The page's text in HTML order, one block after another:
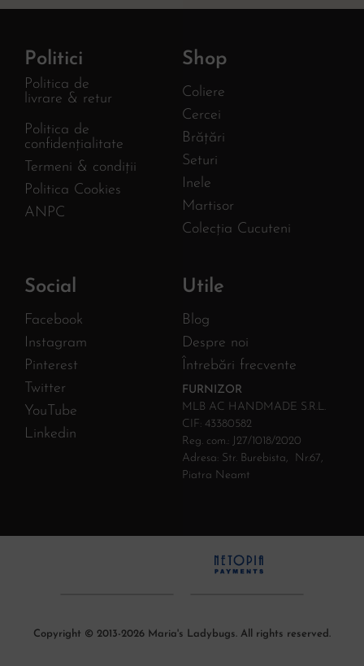
Politici
Politica de
livrare & retur
Politica de
confidențialitate
Termeni & condiții
Politica Cookies
ANPC
Shop
Coliere
Cercei
Brățări
Seturi
Inele
Martisor
Colecția Cucuteni
Social
Facebook
Instagram
Pinterest
Twitter
YouTube
Linkedin
Utile
Blog
Despre noi
Întrebări frecvente
FURNIZOR
MLB AC HANDMADE S.R.L.
CIF: 43380582
Reg. com.: J27/1018/2020
Adresa: Str. Burebista, Nr.67,
Piatra Neamt
Copyright © 2013-2026 Maria's Ladybugs. All rights reserved.